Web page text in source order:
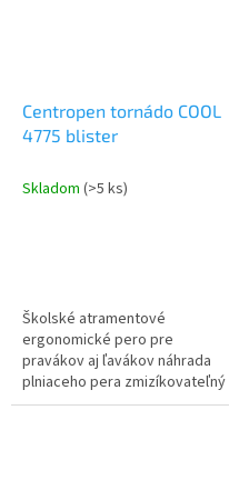
Centropen tornádo COOL
4775 blister
Skladom (>5 ks)
Školské atramentové
ergonomické pero pre
pravákov aj ľavákov náhrada
plniaceho pera zmizíkovateľný
atrament obsah atramentu